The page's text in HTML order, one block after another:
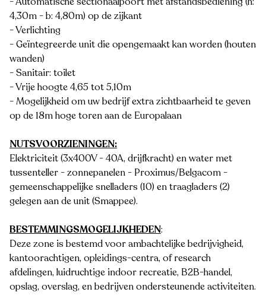
4,30m - b: 4,80m) op de zijkant
- Verlichting
- Geïntegreerde unit die opengemaakt kan worden (houten
wanden)
- Sanitair: toilet
- Vrije hoogte 4,65 tot 5,10m
- Mogelijkheid om uw bedrijf extra zichtbaarheid te geven
op de 18m hoge toren aan de Europalaan
NUTSVOORZIENINGEN:
Elektriciteit (3x400V - 40A, drijfkracht) en water met
tussenteller - zonnepanelen - Proximus/Belgacom -
gemeenschappelijke snelladers (10) en traagladers (2)
gelegen aan de unit (Smappee).
BESTEMMINGSMOGELIJKHEDEN:
Deze zone is bestemd voor ambachtelijke bedrijvigheid,
kantoorachtigen, opleidings-centra, of research
afdelingen, luidruchtige indoor recreatie, B2B-handel,
opslag, overslag, en bedrijven ondersteunende activiteiten.